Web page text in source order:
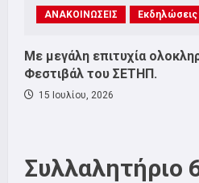
ΑΝΑΚΟΙΝΩΣΕΙΣ Εκδηλώσεις
Με μεγάλη επιτυχία
Φεστιβάλ του ΣΕΤΗΠ.
15 Ιουλίου, 2026
Συλλαλητήριο